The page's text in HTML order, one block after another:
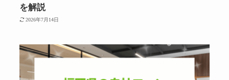
を解説
2026年7月14日